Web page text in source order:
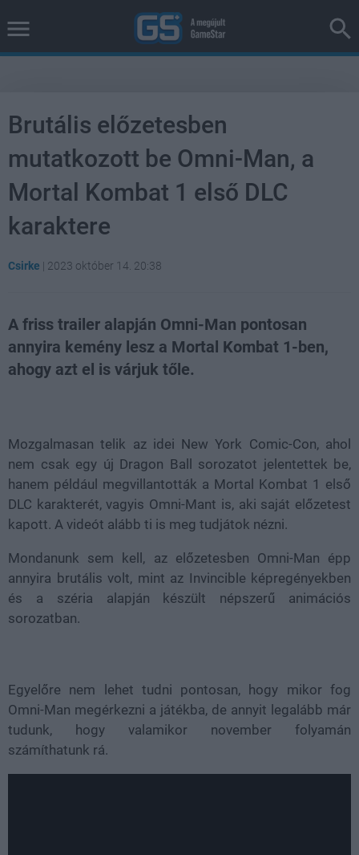
Brutális előzetesben
mutatkozott be Omni-Man, a
Mortal Kombat 1 első DLC
karaktere
Csirke | 2023 október 14. 20:38
A friss trailer alapján Omni-Man pontosan
annyira kemény lesz a Mortal Kombat 1-ben,
ahogy azt el is várjuk tőle.
Mozgalmasan telik az idei New York Comic-Con, ahol
nem csak egy új Dragon Ball sorozatot jelentettek be,
hanem például megvillantották a Mortal Kombat 1 első
DLC karakterét, vagyis Omni-Mant is, aki saját előzetest
kapott. A videót alább ti is meg tudjátok nézni.
Mondanunk sem kell, az előzetesben Omni-Man épp
annyira brutális volt, mint az Invincible képregényekben
és a széria alapján készült népszerű animációs
sorozatban.
Egyelőre nem lehet tudni pontosan, hogy mikor fog
Omni-Man megérkezni a játékba, de annyit legalább már
tudunk, hogy valamikor november folyamán
számíthatunk rá.